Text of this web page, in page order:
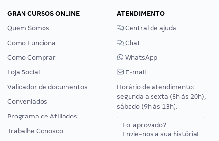
GRAN CURSOS ONLINE
Quem Somos
Como Funciona
Como Comprar
Loja Social
Validador de documentos
Conveniados
Programa de Afiliados
Trabalhe Conosco
ATENDIMENTO
Central de ajuda
Chat
WhatsApp
E-mail
Horário de atendimento:
segunda a sexta (8h às 20h),
sábado (9h às 13h).
Foi aprovado?
Envie-nos a sua história!